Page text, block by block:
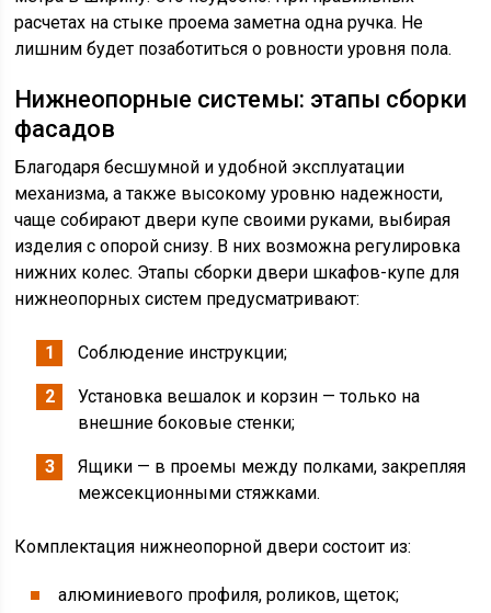
расчетах на стыке проема заметна одна ручка. Не
лишним будет позаботиться о ровности уровня пола.
Нижнеопорные системы: этапы сборки
фасадов
Благодаря бесшумной и удобной эксплуатации
механизма, а также высокому уровню надежности,
чаще собирают двери купе своими руками, выбирая
изделия с опорой снизу. В них возможна регулировка
нижних колес. Этапы сборки двери шкафов-купе для
нижнеопорных систем предусматривают:
Соблюдение инструкции;
Установка вешалок и корзин — только на
внешние боковые стенки;
Ящики — в проемы между полками, закрепляя
межсекционными стяжками.
Комплектация нижнеопорной двери состоит из:
алюминиевого профиля, роликов, щеток;